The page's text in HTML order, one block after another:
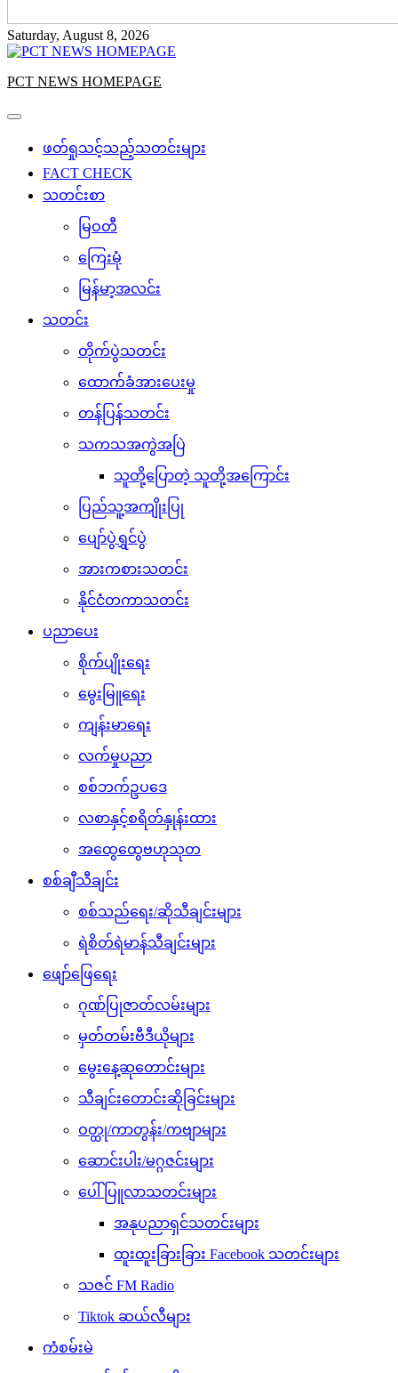
Saturday, August 8, 2026
PCT NEWS HOMEPAGE
ဖတ်ရှုသင့်သည့်သတင်းများ
FACT CHECK
သတင်းစာ
မြဝတီ
ကြေးမုံ
မြန်မာ့အလင်း
သတင်း
တိုက်ပွဲသတင်း
ထောက်ခံအားပေးမှု
တန်ပြန်သတင်း
သကသအကွဲအပြဲ
သူတို့ပြောတဲ့ သူတို့အကြောင်း
ပြည်သူ့အကျိုးပြု
ပျော်ပွဲရွှင်ပွဲ
အားကစားသတင်း
နိုင်ငံတကာသတင်း
ပညာပေး
စိုက်ပျိုးရေး
မွေးမြူရေး
ကျန်းမာရေး
လက်မှုပညာ
စစ်ဘက်ဥပဒေ
လစာနှင့်စရိတ်နှုန်းထား
အထွေထွေဗဟုသုတ
စစ်ချီသီချင်း
စစ်သည်ရေး/ဆိုသီချင်းများ
ရဲစိတ်ရဲမာန်သီချင်းများ
ဖျော်ဖြေရေး
ဂုဏ်ပြုဇာတ်လမ်းများ
မှတ်တမ်းဗီဒီယိုများ
မွေးနေ့ဆုတောင်းများ
သီချင်းတောင်းဆိုခြင်းများ
ဝတ္ထု/ကာတွန်း/ကဗျာများ
ဆောင်းပါး/မဂ္ဂဇင်းများ
ပေါ်ပြူလာသတင်းများ
အနုပညာရှင်သတင်းများ
ထူးထူးခြားခြား Facebook သတင်းများ
သဇင် FM Radio
Tiktok ဆယ်လီများ
ကံစမ်းမဲ